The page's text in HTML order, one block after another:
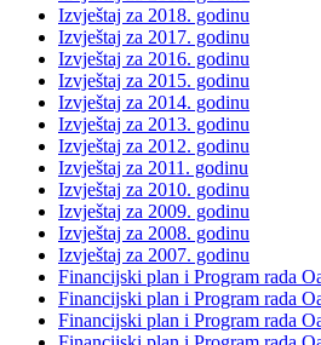
Izvještaj za 2018. godinu
Izvještaj za 2017. godinu
Izvještaj za 2016. godinu
Izvještaj za 2015. godinu
Izvještaj za 2014. godinu
Izvještaj za 2013. godinu
Izvještaj za 2012. godinu
Izvještaj za 2011. godinu
Izvještaj za 2010. godinu
Izvještaj za 2009. godinu
Izvještaj za 2008. godinu
Izvještaj za 2007. godinu
Financijski plan i Program rada
Financijski plan i Program rada
Financijski plan i Program rada